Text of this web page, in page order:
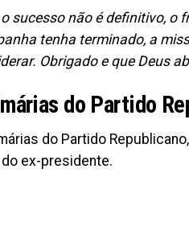
sucesso não é definitivo, o
tenha terminado, a
Obrigado e que Deus
do Partido
do Partido
ex-presidente.